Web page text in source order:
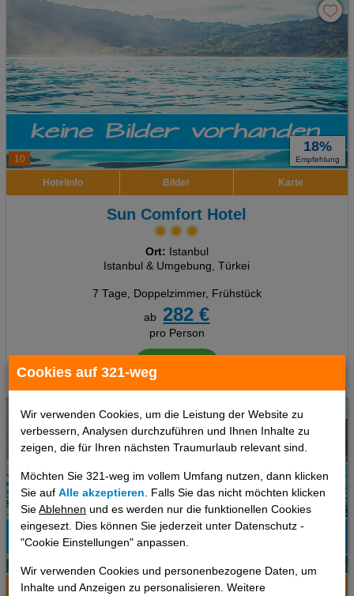
Cookies auf 321-weg
Wir verwenden Cookies, um die Leistung der Website zu
verbessern, Analysen durchzuführen und Ihnen Inhalte zu
zeigen, die für Ihren nächsten Traumurlaub relevant sind.
Möchten Sie 321-weg im vollem Umfang nutzen, dann klicken
Sie aufAlle akzeptieren . Falls Sie das nicht möchten klicken
SieAblehnen und es werden nur die funktionellen Cookies
eingesezt. Dies können Sie jederzeit unter Datenschutz -
"Cookie Einstellungen" anpassen.
Wir verwenden Cookies und personenbezogene Daten, um
Inhalte und Anzeigen zu personalisieren. Weitere
10
18%
Empfehlung
Hotelinfo Bilder Karte
Sun Comfort Hotel
Ort: Istanbul
Istanbul & Umgebung, Türkei
7 Tage, Doppelzimmer, Frühstück
ab
282 €
pro Person
Hotelinfo Bilder